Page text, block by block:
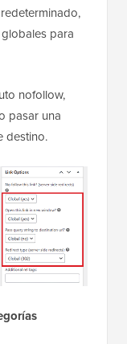
para
nofollow,
pasar una
destino.